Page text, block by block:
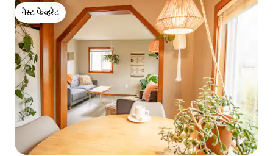
गेस्ट फेव्हरेट
गेस्ट फेव्हरेट